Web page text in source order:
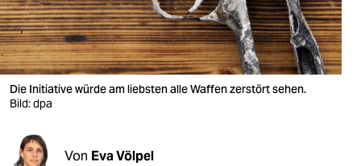
verlag
verlag
veranstaltungen
fragen & hilfe
Die Initiative würde am liebsten alle Waffen zerstört sehen.
Bild: dpa
Von Eva Völpel